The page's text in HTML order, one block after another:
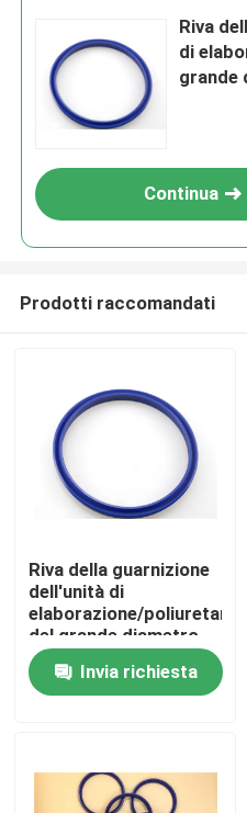
Casa
Circa noi
Riva
di
grande
Continua
Prodotti raccomandati
Riva della guarnizione
dell'unità di
elaborazione/poliuretano
del grande diametro
90 un'alta resistenza
all'usura di durezza
Invia richiesta